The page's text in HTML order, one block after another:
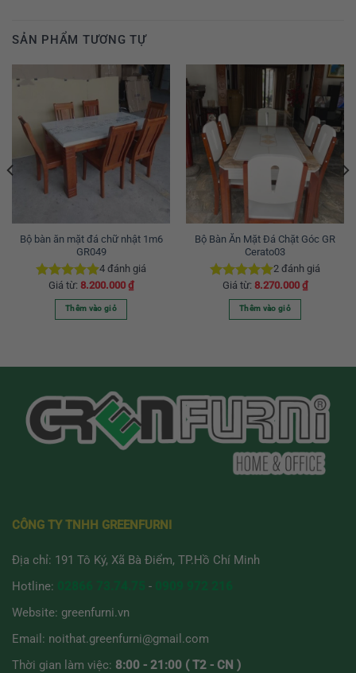
SẢN PHẨM TƯƠNG TỰ
Bộ bàn ăn mặt đá chữ nhật 1m6
GR049
Được xếp
hạng5.00
4 đánh giá
Giá từ: 8.200.000 ₫
Thêm vào giỏ
nhiều
biến
thể.
Các
được
chọn
trang
Bộ Bàn Ăn Mặt Đá Chặt Góc GR
Cerato03
Được xếp
hạng5.00
2 đánh giá
Giá từ: 8.270.000 ₫
Thêm vào giỏ
biến
thể.
Các
tùy
chọn
CÔNG TY TNHH GREENFURNI
Địa chỉ: 191 Tô Ký, Xã Bà Điểm, TP.Hồ Chí Minh
Hotline:
-
Website: greenfurni.vn
Email: noithat.greenfurni@gmail.com
Thời gian làm việc: 8:00 - 21:00 ( T2 - CN )